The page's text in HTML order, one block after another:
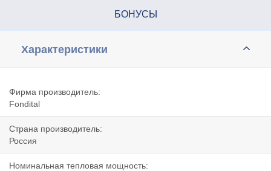
БОНУСЫ
Характеристики
Фирма производитель:
Fondital
Страна производитель:
Россия
Номинальная тепловая мощность: